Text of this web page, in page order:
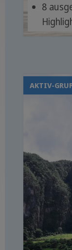
8
Topes
AKTIV-